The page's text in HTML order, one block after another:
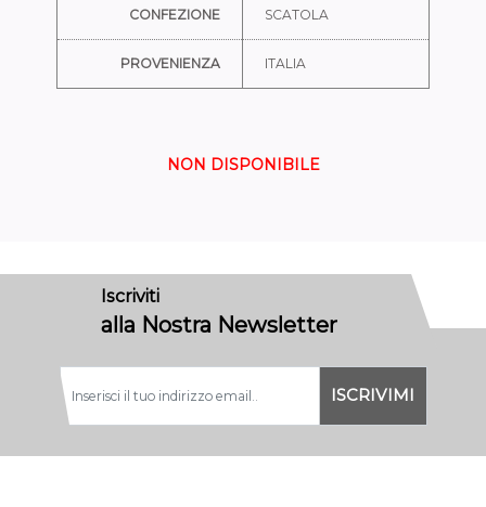
CONFEZIONE SCATOLA
PROVENIENZA ITALIA
NON DISPONIBILE
Iscriviti
alla Nostra Newsletter